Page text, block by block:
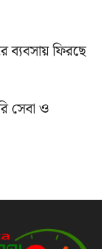
ব্যবসায় ফিরছে
সেবা ও